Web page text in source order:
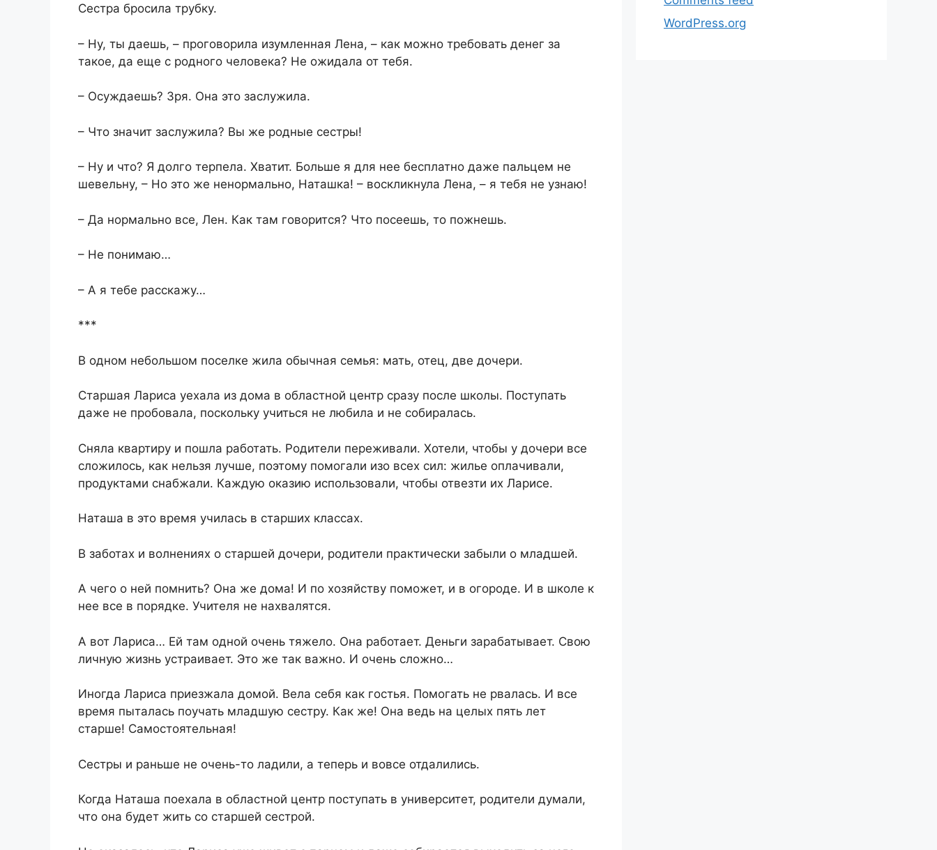
​Сестра бросила трубку.​
​– Ну, ты даешь, – проговорила изумленная Лена, – как можно требовать денег за
такое, да еще с родного человека? Не ожидала от тебя.​
​– Осуждаешь? Зря. Она это заслужила.​
​– Что значит заслужила? Вы же родные сестры!​
​– Ну и что? Я долго терпела. Хватит. Больше я для нее бесплатно даже пальцем не
шевельну, – Но это же ненормально, Наташка! – воскликнула Лена, – я тебя не узнаю!​
​– Да нормально все, Лен. Как там говорится? Что посеешь, то пожнешь.​
​– Не понимаю…​
​– А я тебе расскажу…​
​***​
​В одном небольшом поселке жила обычная семья: мать, отец, две дочери.​
​Старшая Лариса уехала из дома в областной центр сразу после школы. Поступать
даже не пробовала, поскольку учиться не любила и не собиралась.​
​Сняла квартиру и пошла работать. Родители переживали. Хотели, чтобы у дочери все
сложилось, как нельзя лучше, поэтому помогали изо всех сил: жилье оплачивали,
продуктами снабжали. Каждую оказию использовали, чтобы отвезти их Ларисе.​
​Наташа в это время училась в старших классах.​
​В заботах и волнениях о старшей дочери, родители практически забыли о младшей.​
​А чего о ней помнить? Она же дома! И по хозяйству поможет, и в огороде. И в школе к
нее все в порядке. Учителя не нахвалятся.​
​А вот Лариса… Ей там одной очень тяжело. Она работает. Деньги зарабатывает. Свою
личную жизнь устраивает. Это же так важно. И очень сложно…​
​Иногда Лариса приезжала домой. Вела себя как гостья. Помогать не рвалась. И все
время пыталась поучать младшую сестру. Как же! Она ведь на целых пять лет
старше! Самостоятельная!​
​Сестры и раньше не очень-то ладили, а теперь и вовсе отдалились.​
​Когда Наташа поехала в областной центр поступать в университет, родители думали,
что она будет жить со старшей сестрой.​
WordPress.org